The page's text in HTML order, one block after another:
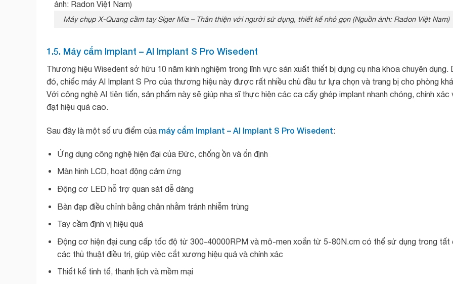
Máy chụp X-Quang cầm tay Siger Mia – Thân thiện với người sử dụng, thiết kế nhỏ gọn (Nguồn ảnh: Radon Việt Nam)
1.5. Máy cắm Implant – Al Implant S Pro Wisedent
Thương hiệu Wisedent sở hữu 10 năm kinh nghiệm trong lĩnh vực sản xuất thiết bị dụng cụ nha khoa chuyên dụng.
đó, chiếc máy AI Implant S Pro của thương hiệu này được rất nhiều chủ đầu tư lựa chọn và trang bị cho phòng
Với công nghệ AI tiên tiến, sản phẩm này sẽ giúp nha sĩ thực hiện các ca cấy ghép implant nhanh chóng, chính xác
đạt hiệu quả cao.
Sau đây là một số ưu điểm của máy cắm Implant – AI Implant S Pro Wisedent:
Ứng dụng công nghệ hiện đại của Đức, chống ồn và ổn định
Màn hình LCD, hoạt động cảm ứng
Động cơ LED hỗ trợ quan sát dễ dàng
Bàn đạp điều chỉnh bằng chân nhằm tránh nhiễm trùng
Tay cầm định vị hiệu quả
Động cơ hiện đại cung cấp tốc độ từ 300-40000RPM và mô-men xoắn từ 5-80N.cm có thể sử dụng trong tất
các thủ thuật điều trị, giúp việc cắt xương hiệu quả và chính xác
Thiết kế tinh tế, thanh lịch và mềm mại